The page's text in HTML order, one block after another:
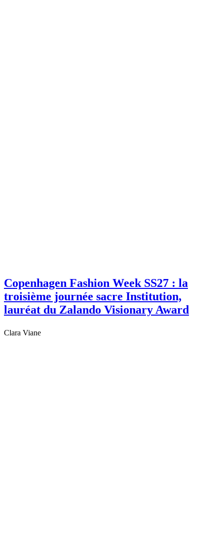
Copenhagen Fashion Week SS27 : la
troisième journée sacre Institution,
lauréat du Zalando Visionary Award
Clara Viane